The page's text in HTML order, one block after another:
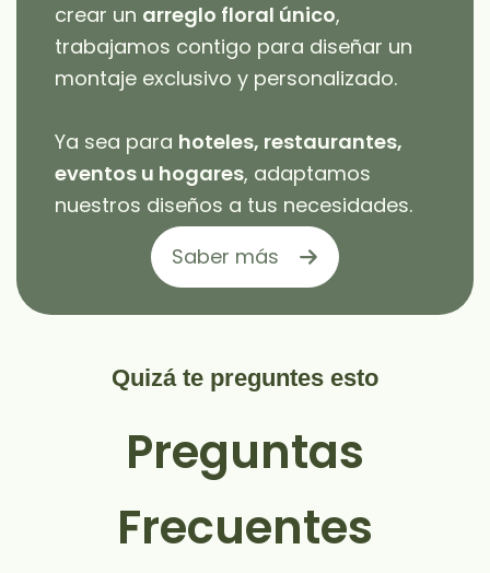
crear un arreglo floral único,
trabajamos contigo para diseñar un
montaje exclusivo y personalizado.
Ya sea para hoteles, restaurantes,
eventos u hogares, adaptamos
nuestros diseños a tus necesidades.
Saber más
Quizá te preguntes esto
Preguntas
Frecuentes